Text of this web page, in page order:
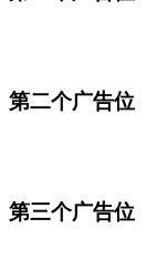
第二个广告位
第三个广告位